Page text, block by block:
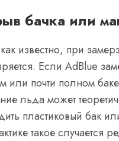
бачка или
известно, при
Если AdBlue
или почти полном
льда может
пластиковый бак
такое случается